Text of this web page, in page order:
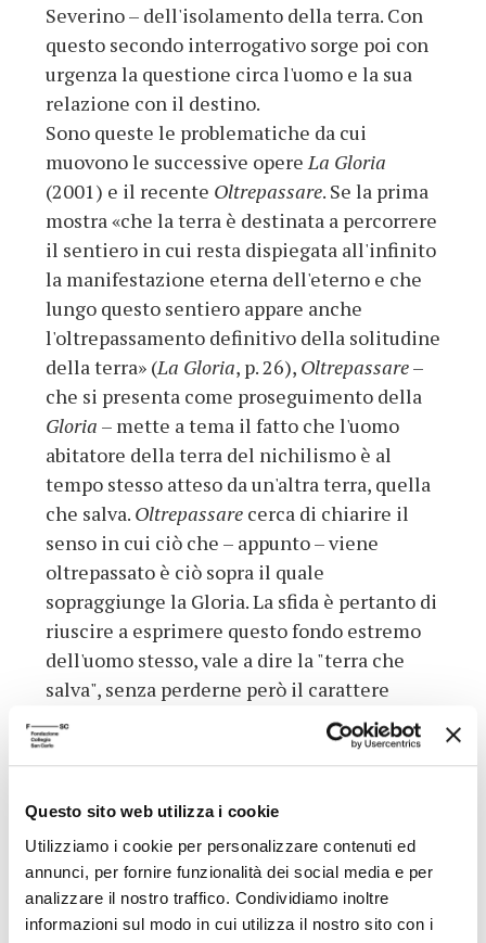
Questo sito web utilizza i cookie
Utilizziamo i cookie per personalizzare contenuti ed
annunci, per fornire funzionalità dei social media e per
analizzare il nostro traffico. Condividiamo inoltre
informazioni sul modo in cui utilizza il nostro sito con i
Severino – dell'isolamento della terra. Con
questo secondo interrogativo sorge poi con
urgenza la questione circa l'uomo e la sua
relazione con il destino.
Sono queste le problematiche da cui
muovono le successive opereLa Gloria
(2001) e il recente Oltrepassare. Se la prima
mostra «che la terra è destinata a percorrere
il sentiero in cui resta dispiegata all'infinito
la manifestazione eterna dell'eterno e che
lungo questo sentiero appare anche
l'oltrepassamento definitivo della solitudine
della terra» (La Gloria, p. 26), Oltrepassare–
che si presenta come proseguimento della
Gloria – mette a tema il fatto che l'uomo
abitatore della terra del nichilismo è al
tempo stesso atteso da un'altra terra, quella
che salva. Oltrepassare cerca di chiarire il
senso in cui ciò che – appunto – viene
oltrepassato è ciò sopra il quale
sopraggiunge la Gloria. La sfida è pertanto di
riuscire a esprimere questo fondo estremo
dell'uomo stesso, vale a dire la "terra che
salva", senza perderne però il carattere
infinitamente ampio e complesso che
ancora non emergeva dall'opera del 2001. Lo
evidenziare il potenziale salvifico della
Gloria anche in virtù di un linguaggio che
sappia portare a consapevolezza il
linguaggio nascosto parlato dal destino.